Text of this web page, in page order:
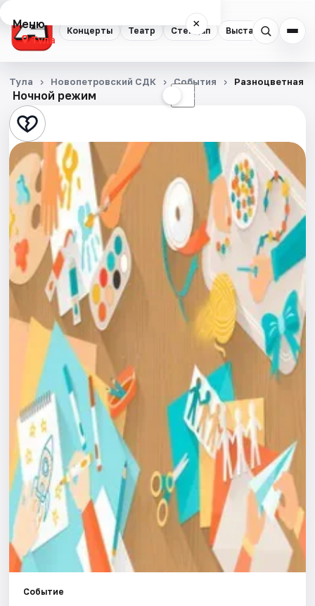
Концерты Театр Стендап Выставки
Меню ×
Тула
Концерты
Театр
Стендап
Выставки
Квесты
Экскурсии
Спорт
События
Города
Площадки
Артисты
Рейтинги
Ночной режим ☾
Тула Новопетровский СДК События Разноцветная
Событие